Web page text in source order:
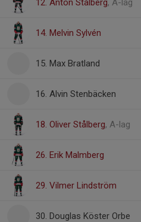
12. Anton Stålberg, A-lag
14. Melvin Sylvén
15. Max Bratland
16. Alvin Stenbäcken
18. Oliver Stålberg, A-lag
26. Erik Malmberg
29. Vilmer Lindström
30. Douglas Köster Orbe